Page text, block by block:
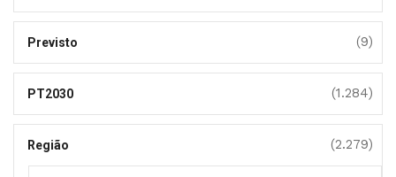
Previsto (9)
PT2030 (1.284)
Região (2.279)